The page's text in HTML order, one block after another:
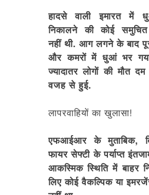
हादसे वाली इमारत में
निकालने की कोई समुचित
नहीं थी. आग लगने के बाद
और कमरों में धुआं भर
ज्यादातर लोगों की मौत
वजह से हुई.
लापरवाहियों का खुलासा!
एफआईआर के मुताबिक,
फायर सेफ्टी के पर्याप्त
आकस्मिक स्थिति में बाहर
लिए कोई वैकल्पिक या